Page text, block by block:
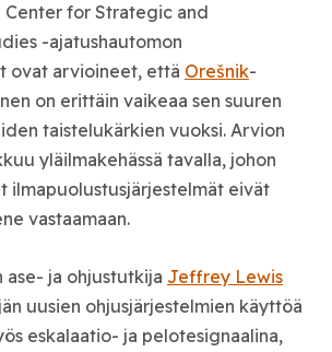
Center for Strategic and
-ajatushautomon
ovat arvioineet, että Orešnik-
on erittäin vaikeaa sen suuren
taistelukärkien vuoksi. Arvion
yläilmakehässä tavalla, johon
ilmapuolustusjärjestelmät eivät
vastaamaan.
ase- ja ohjustutkija Jeffrey Lewis
uusien ohjusjärjestelmien käyttöä
eskalaatio- ja pelotesignaalina,